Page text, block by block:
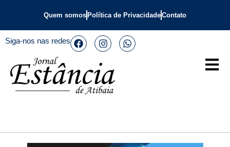
Quem somos Política de PrivacidadeContato
Siga-nos nas redes